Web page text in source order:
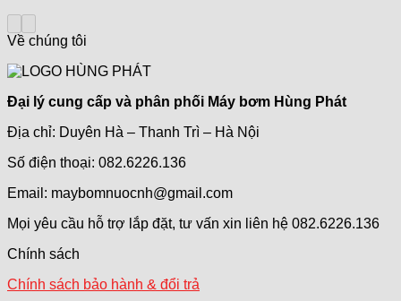
Về chúng tôi
Đại lý cung cấp và phân phối Máy bơm Hùng Phát
Địa chỉ: Duyên Hà – Thanh Trì – Hà Nội
Số điện thoại: 082.6226.136
Email: maybomnuocnh@gmail.com
Mọi yêu cầu hỗ trợ lắp đặt, tư vấn xin liên hệ 082.6226.136
Chính sách
Chính sách bảo hành & đổi trả